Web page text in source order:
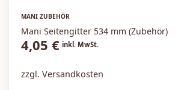
MANI ZUBEHÖR
Mani Seitengitter 534 mm (Zubehör)
4,05 € inkl. MwSt.
zzgl. Versandkosten